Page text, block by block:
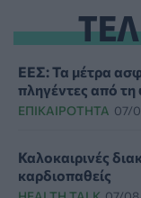
ΕΕΣ: Τα μέτρα
πληγέντες από τη
ΕΠΙΚΑΙΡΌΤΗΤΑ 07/
Καλοκαιρινές
καρδιοπαθείς